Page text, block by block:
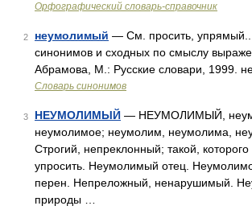
Орфографический словарь-справочник
2 неумолимый — См. просить,
синонимов и сходных по смыслу
Абрамова, М.: Русские словари, 1999.
Словарь синонимов
3 НЕУМОЛИМЫЙ — НЕУМОЛИМЫЙ,
неумолимое; неумолим, неумолима,
Строгий, непреклонный; такой, которого
упросить. Неумолимый отец.
перен. Непреложный, ненарушимый.
природы …